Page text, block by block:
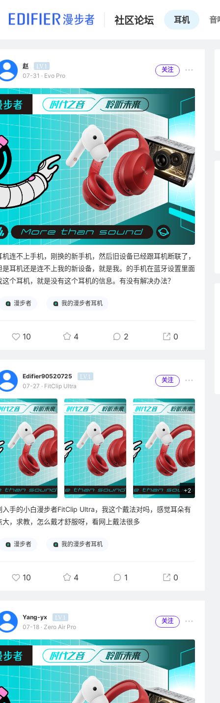
社区论坛 耳机 音
赵 LV.1
07-31 · Evo Pro
关注
机连不上手机，刚换的新手机，然后旧设备已经跟耳机断联了，
是耳机还是连不上我的新设备，就是我。的手机在蓝牙设置里面
这个耳机，就是没有这个耳机的信息。有没有解决办法？
漫步者 我的漫步者耳机
10 4 2 0
Edifier90520725 LV.1
07-27 · FitClip Ultra
关注
+2
入手的小白漫步者FitClip Ultra，我这个戴法对吗，感觉耳朵有
大，求教，怎么戴才舒服呀，看网上戴法很多
漫步者 我的漫步者耳机
10 4 1 0
Yang-yx LV.1
07-18 · Zero Air Pro
关注